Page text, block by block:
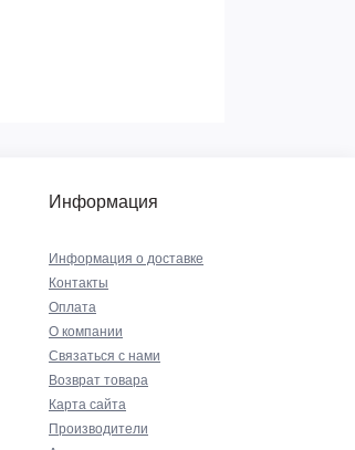
Информация
Информация о доставке
Контакты
Оплата
О компании
Связаться с нами
Возврат товара
Карта сайта
Производители